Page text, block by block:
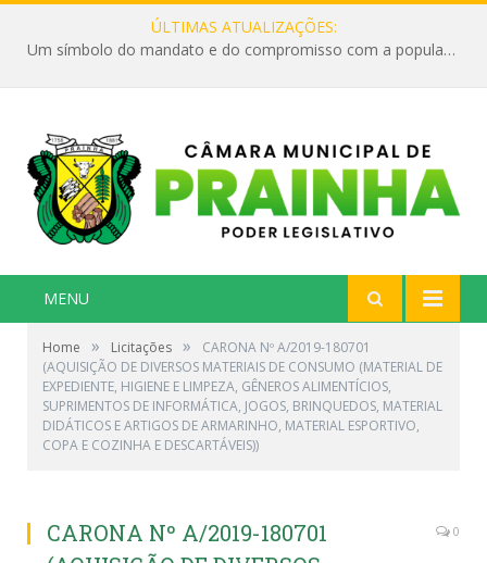
ÚLTIMAS ATUALIZAÇÕES:
Um símbolo do mandato e do compromisso com a população
MENU
Home » Licitações »
CARONA Nº A/2019-180701
(AQUISIÇÃO DE DIVERSOS MATERIAIS DE CONSUMO (MATERIAL DE
EXPEDIENTE, HIGIENE E LIMPEZA, GÊNEROS ALIMENTÍCIOS,
SUPRIMENTOS DE INFORMÁTICA, JOGOS, BRINQUEDOS, MATERIAL
DIDÁTICOS E ARTIGOS DE ARMARINHO, MATERIAL ESPORTIVO,
COPA E COZINHA E DESCARTÁVEIS))
CARONA Nº A/2019-180701
0